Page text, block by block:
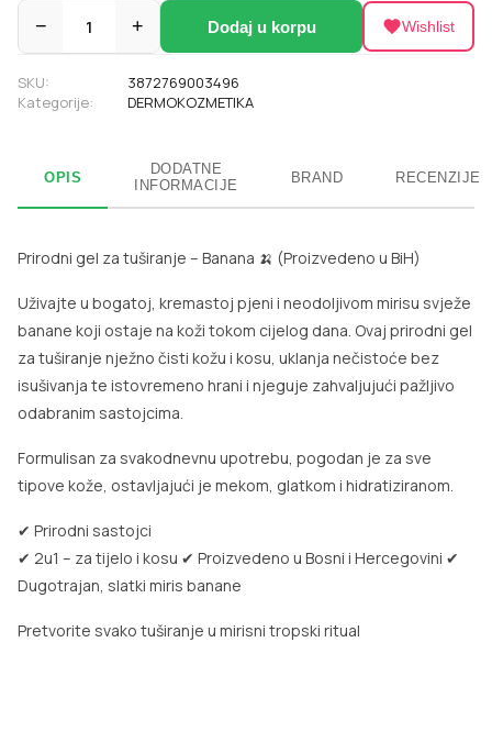
− 1 + Dodaj u korpu Wishlist
SKU:
3872769003496
Kategorije:
DERMOKOZMETIKA
OPIS
DODATNE
INFORMACIJE
BRAND RECENZIJE
Prirodni gel za tuširanje – Banana 🍌 (Proizvedeno u BiH)
Uživajte u bogatoj, kremastoj pjeni i neodoljivom mirisu svježe
banane koji ostaje na koži tokom cijelog dana. Ovaj prirodni gel
za tuširanje nježno čisti kožu i kosu, uklanja nečistoće bez
isušivanja te istovremeno hrani i njeguje zahvaljujući pažljivo
odabranim sastojcima.
Formulisan za svakodnevnu upotrebu, pogodan je za sve
tipove kože, ostavljajući je mekom, glatkom i hidratiziranom.
✔ Prirodni sastojci
✔ 2u1 – za tijelo i kosu ✔ Proizvedeno u Bosni i Hercegovini ✔
Dugotrajan, slatki miris banane
Pretvorite svako tuširanje u mirisni tropski ritual